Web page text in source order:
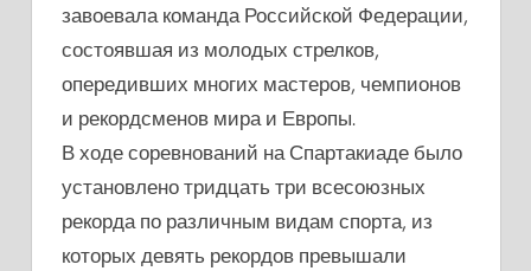
завоевала команда Российской Федерации,
состоявшая из молодых стрелков,
опередивших многих мастеров, чемпионов
и рекордсменов мира и Европы.
В ходе соревнований на Спартакиаде было
установлено тридцать три всесоюзных
рекорда по различным видам спорта, из
которых девять рекордов превышали